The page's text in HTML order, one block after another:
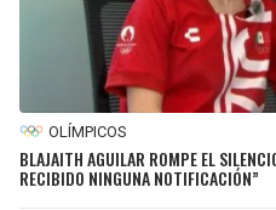
OLÍMPICOS
BLAJAITH AGUILAR ROMPE EL
RECIBIDO NINGUNA NOTIFICACIÓN”